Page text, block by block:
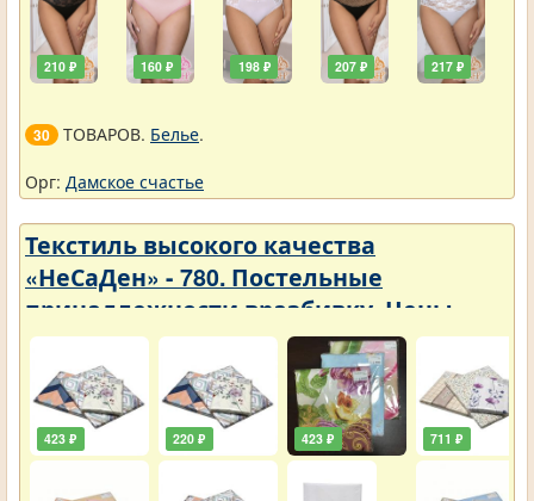
210 ₽ 160 ₽ 198 ₽ 207 ₽ 217 ₽
30 ТОВАРОВ. Белье.
Орг: Дамское счастье
Текстиль высокого качества
«НеСаДен» - 780. Постельные
принадлежности вразбивку. Цены
упали
423 ₽ 220 ₽ 423 ₽ 711 ₽